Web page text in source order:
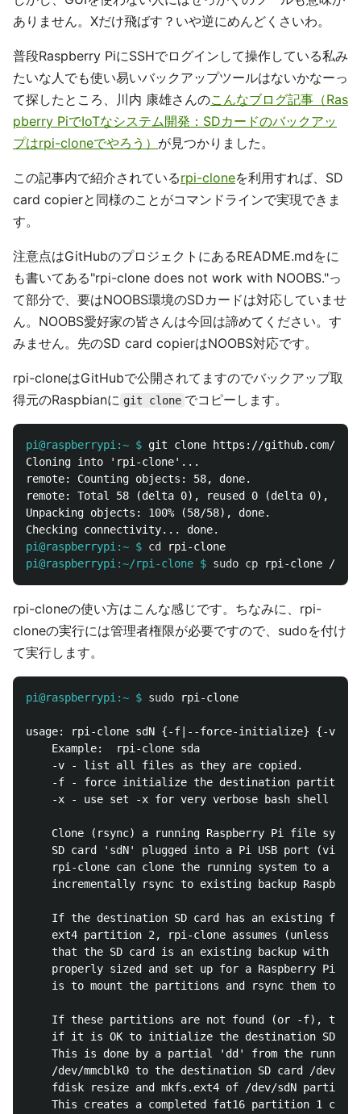
ありません。Xだけ飛ばす？いや逆にめんどくさいわ。
普段Raspberry PiにSSHでログインして操作している私み
たいな人でも使い易いバックアップツールはないかなーっ
て探したところ、川内 康雄さんのこんなブログ記事（Ras
pberry PiでIoTなシステム開発：SDカードのバックアッ
プはrpi-cloneでやろう） が見つかりました。
この記事内で紹介されているrpi-cloneを利用すれば、SD
card copierと同様のことがコマンドラインで実現できま
す。
注意点はGitHubのプロジェクトにあるREADME.mdをに
も書いてある"rpi-clone does not work with NOOBS."っ
て部分で、要はNOOBS環境のSDカードは対応していませ
ん。NOOBS愛好家の皆さんは今回は諦めてください。す
みません。先のSD card copierはNOOBS対応です。
rpi-cloneはGitHubで公開されてますのでバックアップ取
得元のRaspbianに git clone でコピーします。
pi@raspberrypi:~ $
Cloning into 'rpi-clone'...
remote: Counting objects: 58, done.
remote: Total 58 (delta 0), reused 0 (delta 0),
Unpacking objects: 100% (58/58), done.
pi@raspberrypi:~ $ cd
pi@raspberrypi:~/rpi-clone $ sudo cp
rpi-cloneの使い方はこんな感じです。ちなみに、rpi-
cloneの実行には管理者権限が必要ですので、sudoを付け
て実行します。
pi@raspberrypi:~ $ sudo
usage: rpi-clone sdN {-f|--force-initialize} {-v|--
    Example:  rpi-clone sda
    -v - list all files as they are copied.
    -f - force initialize the destination partitions
-x - use set -x for very verbose bash shell
Clone (rsync) a running Raspberry Pi file
SD card 'sdN' plugged into a Pi USB port (via a
rpi-clone can clone the running system to a new
incrementally rsync to existing backup
If the destination SD card has an existing
ext4 partition 2, rpi-clone assumes (unless
that the SD card is an existing backup with the
properly sized and set up for a Raspberry Pi.
is to mount the partitions and rsync them to
If these partitions are not found (or -f), then
if it is OK to initialize the destination SD
This is done by a partial 'dd' from the running
/dev/mmcblk0 to the destination SD card /dev/
fdisk resize and mkfs.ext4 of /dev/sdN
This creates a completed fat16 partition 1